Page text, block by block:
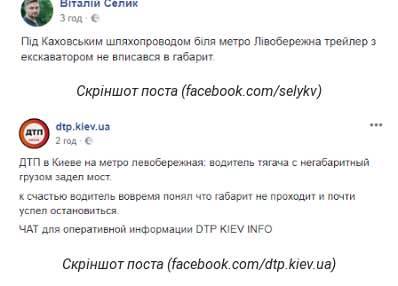
Скріншот поста (facebook.com/selykv)
Скріншот поста (facebook.com/dtp.kiev.ua)